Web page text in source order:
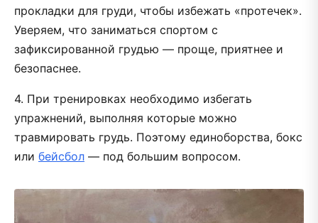
прокладки для груди, чтобы избежать «протечек».
Уверяем, что заниматься спортом с
зафиксированной грудью — проще, приятнее и
безопаснее.
4. При тренировках необходимо избегать
упражнений, выполняя которые можно
травмировать грудь. Поэтому единоборства, бокс
или бейсбол — под большим вопросом.